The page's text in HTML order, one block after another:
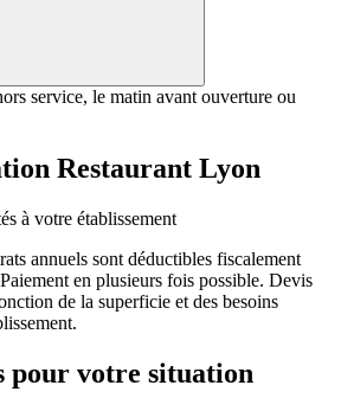
service, le matin avant ouverture ou
Restaurant Lyon
à votre établissement
annuels sont déductibles fiscalement
en plusieurs fois possible. Devis
de la superficie et des besoins
pour votre situation